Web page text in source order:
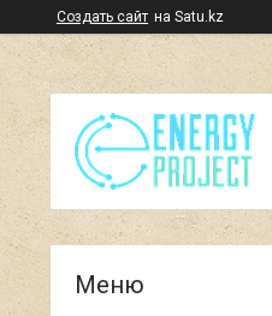
Создать сайт на Satu.kz